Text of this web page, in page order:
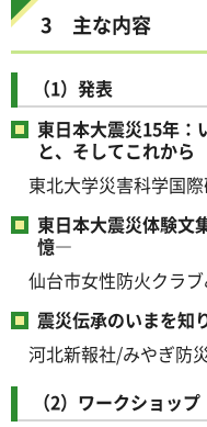
3 主な内容
（1）発表
東日本大震災15年：
と、そしてこれから
東北大学災害科学国
東日本大震災体験文
憶―
仙台市女性防火クラ
震災伝承のいまを知
河北新報社/みやぎ防
（2）ワークショップ